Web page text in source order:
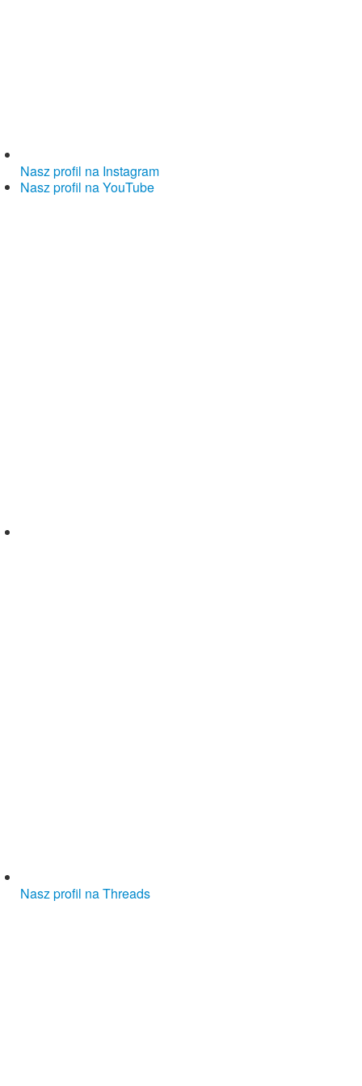
Nasz profil na Instagram
Nasz profil na YouTube
Nasz profil na Threads